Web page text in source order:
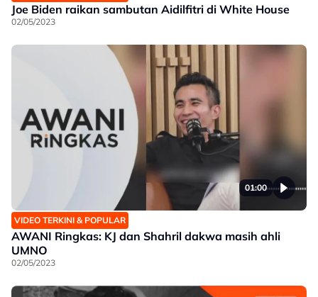
Joe Biden raikan sambutan Aidilfitri di White House
02/05/2023
01:00
VIDEO TERKINI & POPULAR
AWANI Ringkas: KJ dan Shahril dakwa masih ahli
UMNO
02/05/2023